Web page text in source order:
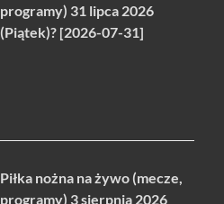
programy) 31 lipca 2026
(Piątek)? [2026-07-31]
Piłka nożna na żywo (mecze,
programy) 3 sierpnia 2026